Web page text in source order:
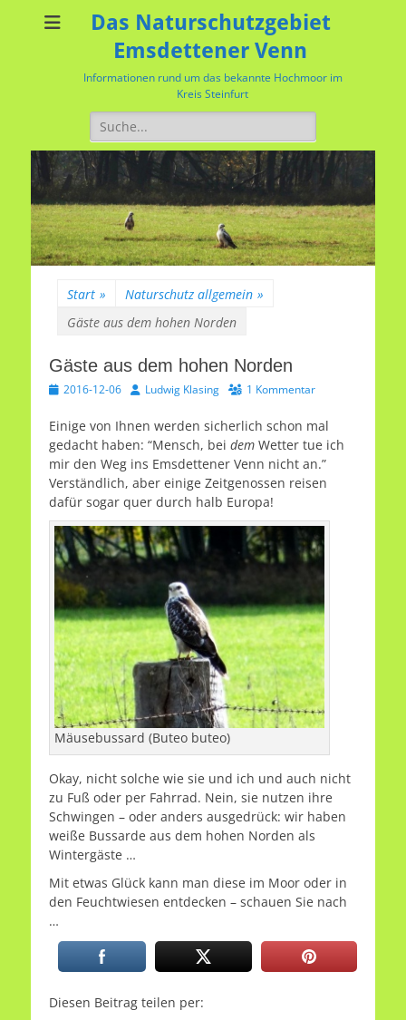
Das Naturschutzgebiet
Emsdettener Venn
Informationen rund um das bekannte Hochmoor im
Kreis Steinfurt
Suchen
nach:
Start » Naturschutz allgemein »
Gäste aus dem hohen Norden
Gäste aus dem hohen Norden
Veröffentlicht
2016-12-06 AutorLudwig Klasing 1 Kommentar
Einige von Ihnen werden sicherlich schon mal
gedacht haben: “Mensch, bei dem Wetter tue ich
mir den Weg ins Emsdettener Venn nicht an.”
Verständlich, aber einige Zeitgenossen reisen
dafür sogar quer durch halb Europa!
Mäusebussard (Buteo buteo)
Okay, nicht solche wie sie und ich und auch nicht
zu Fuß oder per Fahrrad. Nein, sie nutzen ihre
Schwingen – oder anders ausgedrück: wir haben
weiße Bussarde aus dem hohen Norden als
Wintergäste …
Mit etwas Glück kann man diese im Moor oder in
den Feuchtwiesen entdecken – schauen Sie nach
…
Diesen Beitrag teilen per: